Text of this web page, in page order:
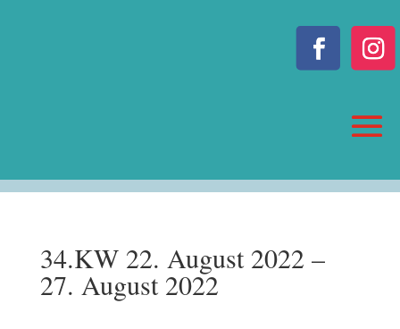
34.KW 22. August 2022 –
27. August 2022